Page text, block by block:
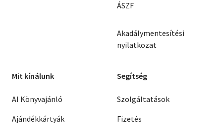
ÁSZF
Akadálymentesítési
nyilatkozat
Mit kínálunk
AI Könyvajánló
Ajándékkártyák
Segítség
Szolgáltatások
Fizetés